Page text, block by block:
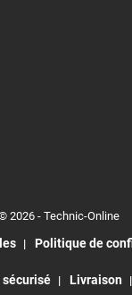
2026 - Technic-Online
Politique de
Livraison